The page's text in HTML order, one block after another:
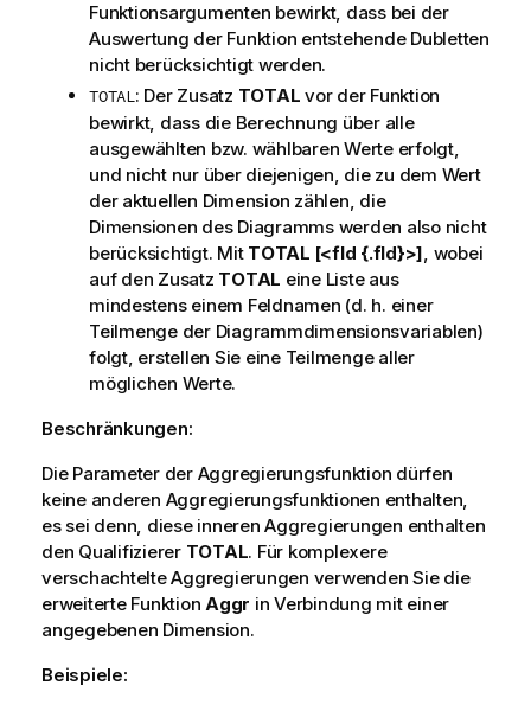
Funktionsargumenten bewirkt, dass bei der
Auswertung der Funktion entstehende Dubletten
nicht berücksichtigt werden.
TOTAL: Der Zusatz TOTAL vor der Funktion
bewirkt, dass die Berechnung über alle
ausgewählten bzw. wählbaren Werte erfolgt,
und nicht nur über diejenigen, die zu dem Wert
der aktuellen Dimension zählen, die
Dimensionen des Diagramms werden also nicht
berücksichtigt. Mit TOTAL [<fld {.fld}>] , wobei
auf den Zusatz TOTAL eine Liste aus
mindestens einem Feldnamen (d. h. einer
Teilmenge der Diagrammdimensionsvariablen)
folgt, erstellen Sie eine Teilmenge aller
möglichen Werte.
Beschränkungen:
Die Parameter der Aggregierungsfunktion dürfen
keine anderen Aggregierungsfunktionen enthalten,
es sei denn, diese inneren Aggregierungen enthalten
den Qualifizierer TOTAL. Für komplexere
verschachtelte Aggregierungen verwenden Sie die
erweiterte Funktion Aggr in Verbindung mit einer
angegebenen Dimension.
Beispiele: